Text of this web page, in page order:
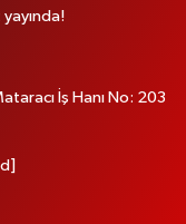
İş Hanı No: 203